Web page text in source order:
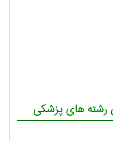
های پزشکی